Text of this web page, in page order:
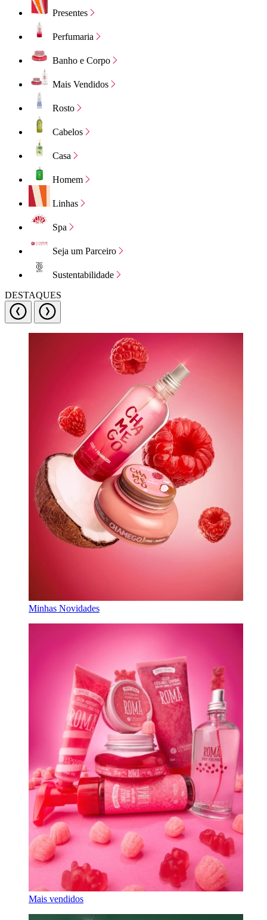
Presentes
Perfumaria
Banho e Corpo
Mais Vendidos
Rosto
Cabelos
Casa
Homem
Linhas
Spa
Seja um Parceiro
Sustentabilidade
DESTAQUES
Minhas Novidades
Mais vendidos